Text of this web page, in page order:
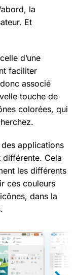
la
Et
d’une
faciliter
associé
touche de
colorées, qui
applications
Cela
les différents
ces couleurs
dans la